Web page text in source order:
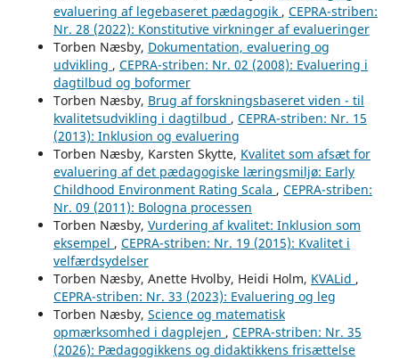
evaluering af legebaseret pædagogik , CEPRA-striben:
Nr. 28 (2022): Konstitutive virkninger af evalueringer
Torben Næsby, Dokumentation, evaluering og
udvikling , CEPRA-striben: Nr. 02 (2008): Evaluering i
dagtilbud og boformer
Torben Næsby, Brug af forskningsbaseret viden - til
kvalitetsudvikling i dagtilbud , CEPRA-striben: Nr. 15
(2013): Inklusion og evaluering
Torben Næsby, Karsten Skytte, Kvalitet som afsæt for
evaluering af det pædagogiske læringsmiljø: Early
Childhood Environment Rating Scala , CEPRA-striben:
Nr. 09 (2011): Bologna processen
Torben Næsby, Vurdering af kvalitet: Inklusion som
eksempel , CEPRA-striben: Nr. 19 (2015): Kvalitet i
velfærdsydelser
Torben Næsby, Anette Hvolby, Heidi Holm, KVALid ,
CEPRA-striben: Nr. 33 (2023): Evaluering og leg
Torben Næsby, Science og matematisk
opmærksomhed i dagplejen , CEPRA-striben: Nr. 35
(2026): Pædagogikkens og didaktikkens frisættelse